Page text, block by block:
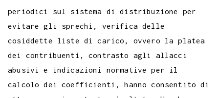
periodici sul sistema di distribuzione per
evitare gli sprechi, verifica delle
cosiddette liste di carico, ovvero la platea
dei contribuenti, contrasto agli allacci
abusivi e indicazioni normative per il
calcolo dei coefficienti, hanno consentito di